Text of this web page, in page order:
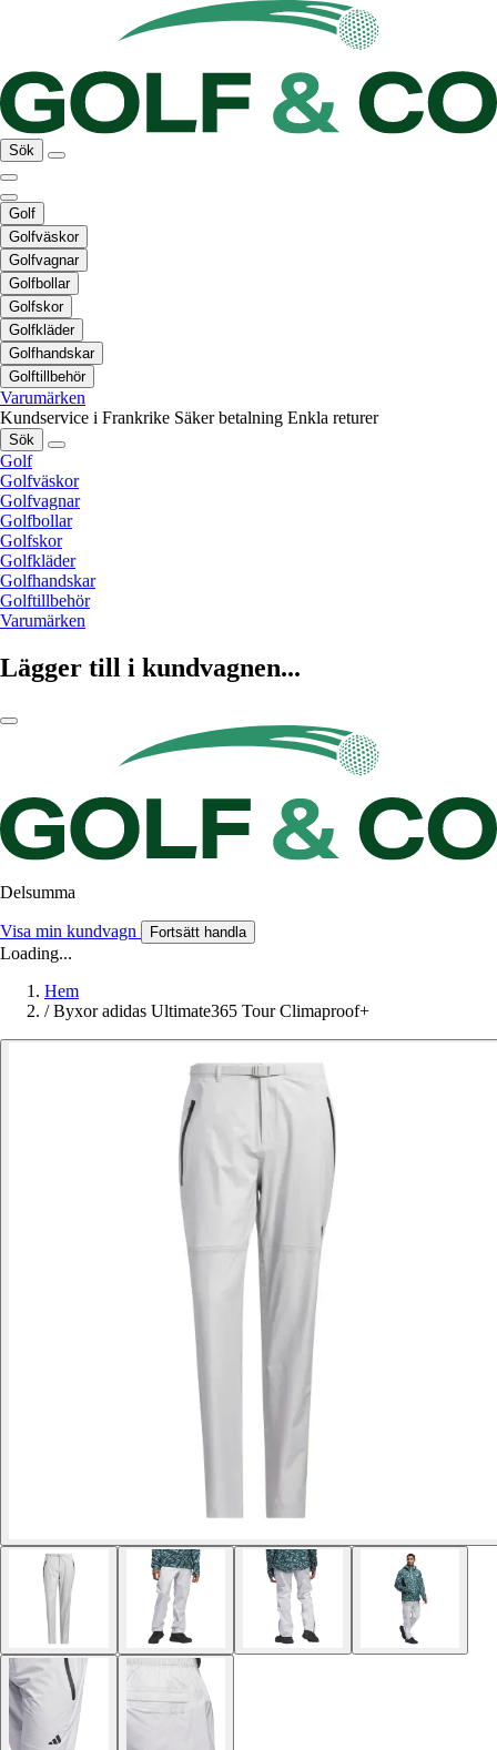
Sök
Golf
Golfväskor
Golfvagnar
Golfbollar
Golfskor
Golfkläder
Golfhandskar
Golftillbehör
Varumärken
Kundservice i Frankrike Säker betalning Enkla returer
Sök
Golf
Golfväskor
Golfvagnar
Golfbollar
Golfskor
Golfkläder
Golfhandskar
Golftillbehör
Varumärken
Lägger till i kundvagnen...
Delsumma
Visa min kundvagn Fortsätt handla
Loading...
Hem
/ Byxor adidas Ultimate365 Tour Climaproof+